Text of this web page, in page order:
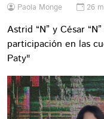
Paola Monge 26
Astrid “N” y César
participación en las
Paty"